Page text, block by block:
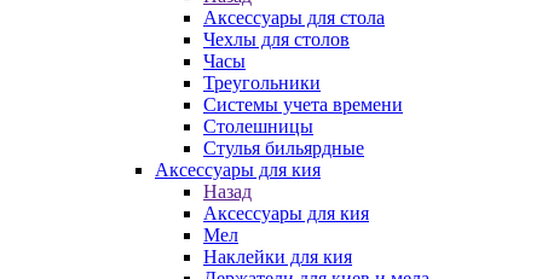
Аксессуары для стола
Чехлы для столов
Часы
Треугольники
Системы учета времени
Столешницы
Стулья бильярдные
Аксессуары для кия
Назад
Аксессуары для кия
Мел
Наклейки для кия